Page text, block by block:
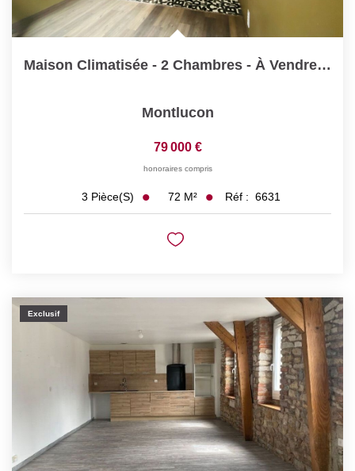
Maison Climatisée - 2 Chambres - À Vendre En Hyper-Centre...
Montlucon
79 000 €
honoraires compris
3 Pièce(s) 72 M² Réf : 6631
Exclusif